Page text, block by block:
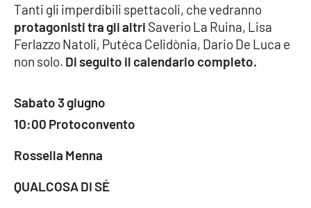
Cronaca
Cultura
Politica
Sanità
Società
Tanti gli imperdibili spettacoli, che vedranno
protagonisti tra gli altri Saverio La Ruina, Lisa
Ferlazzo Natoli, Putéca Celidònia, Dario De Luca e
non solo. Di seguito il calendario completo.
Sabato 3 giugno
10:00 Protoconvento
Rossella Menna
QUALCOSA DI SÉ